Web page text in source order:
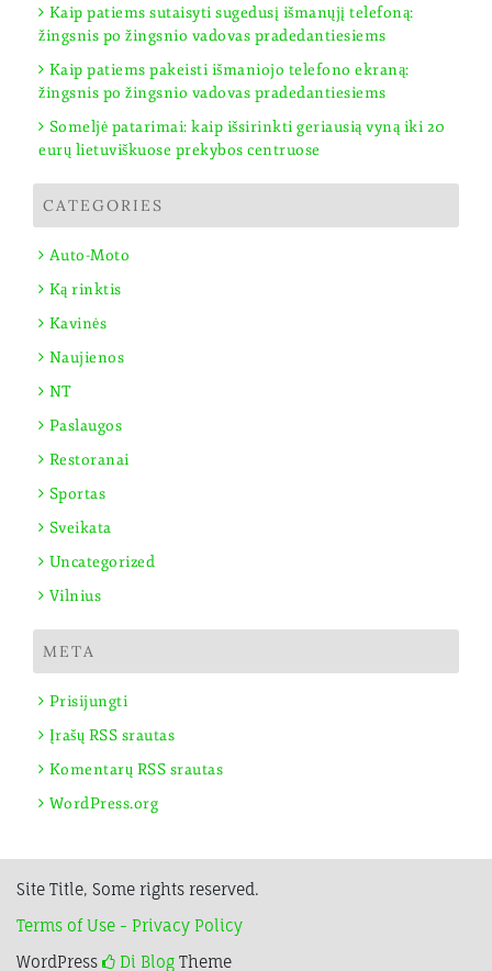
Kaip patiems sutaisyti sugedusį išmanųjį telefoną:
žingsnis po žingsnio vadovas pradedantiesiems
Kaip patiems pakeisti išmaniojo telefono ekraną:
žingsnis po žingsnio vadovas pradedantiesiems
Someljė patarimai: kaip išsirinkti geriausią vyną iki 20
eurų lietuviškuose prekybos centruose
CATEGORIES
Auto-Moto
Ką rinktis
Kavinės
Naujienos
NT
Paslaugos
Restoranai
Sportas
Sveikata
Uncategorized
Vilnius
META
Prisijungti
Įrašų RSS srautas
Komentarų RSS srautas
WordPress.org
Site Title, Some rights reserved.
Terms of Use - Privacy Policy
WordPress
Di Blog Theme